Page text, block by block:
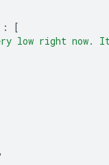
:
[
low right now.
,